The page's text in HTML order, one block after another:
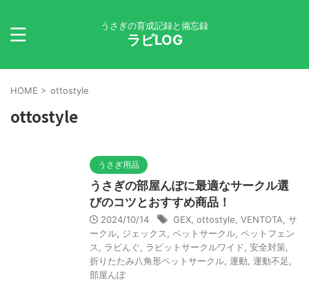
うさぎの育成記録と備忘録
ラビLOG
HOME > ottostyle
ottostyle
うさぎ用品
うさぎの部屋んぽに最適なサークル選
びのコツとおすすめ商品！
2024/10/14 GEX ottostyle VENTOTA サ
ークル ジェックス ペットサークル ペットフェン
ス
ラビんぐ ラビットサークルワイド 安全対策
折りたたみ八角形ペットサークル 運動 運動不足
部屋んぽ